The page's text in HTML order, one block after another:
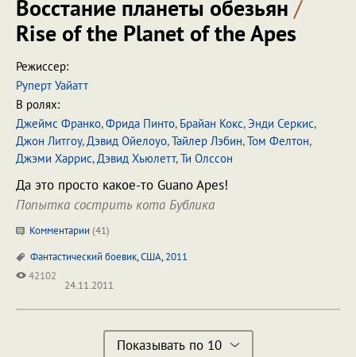
Восстание планеты обезьян /
Rise of the Planet of the Apes
Режиссер:
Руперт Уайатт
В ролях:
Джеймс Франко,Фрида Пинто, Брайан Кокс,Энди Серкис,
Джон Литгоу,Дэвид Ойелоуо,Тайлер Лэбин,Том Фелтон,
Джэми Харрис,Дэвид Хьюлетт,Ти Олссон
Да это просто какое-то Guano Apes!
Попытка сострить кота Бублика
Комментарии (41)
Фантастический боевик,США,2011
42102
24.11.2011
Показывать по 10